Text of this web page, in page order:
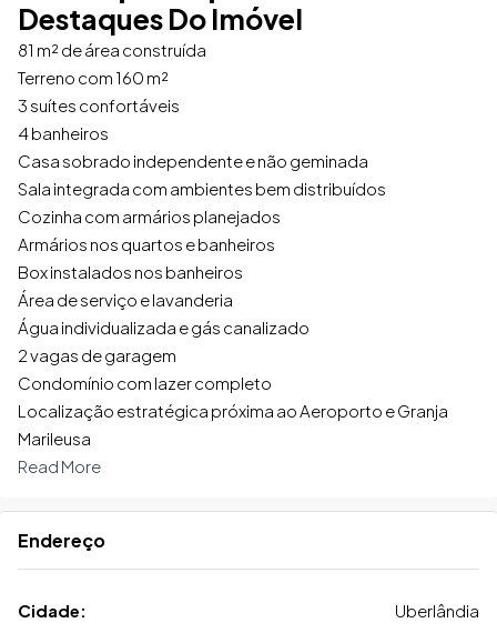
Destaques Do Imóvel
81 m² de área construída
Terreno com 160 m²
3 suítes confortáveis
4 banheiros
Casa sobrado independente e não geminada
Sala integrada com ambientes bem distribuídos
Cozinha com armários planejados
Armários nos quartos e banheiros
Box instalados nos banheiros
Área de serviço e lavanderia
Água individualizada e gás canalizado
2 vagas de garagem
Condomínio com lazer completo
Localização estratégica próxima ao Aeroporto e Granja
Marileusa
Read More
Endereço
Cidade: Uberlândia